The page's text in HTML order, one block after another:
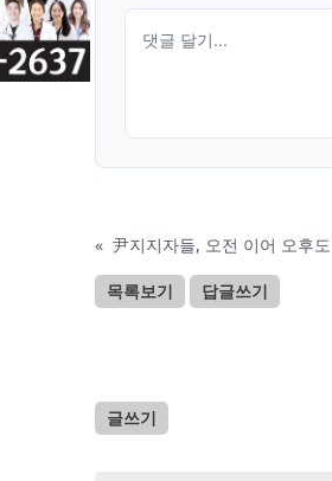
« 尹지지자들, 오전 이어 오후
목록보기 답글쓰기
글쓰기